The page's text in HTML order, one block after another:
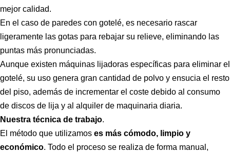
mejor calidad.
En el caso de paredes con gotelé, es necesario rascar
ligeramente las gotas para rebajar su relieve, eliminando las
puntas más pronunciadas.
Aunque existen máquinas lijadoras específicas para eliminar el
gotelé, su uso genera gran cantidad de polvo y ensucia el resto
del piso, además de incrementar el coste debido al consumo
de discos de lija y al alquiler de maquinaria diaria.
Nuestra técnica de trabajo.
El método que utilizamos es más cómodo, limpio y
económico. Todo el proceso se realiza de forma manual,